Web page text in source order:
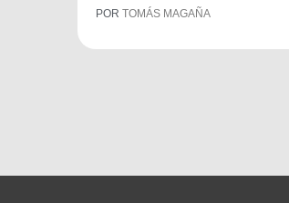
POR TOMÁS MAGAÑA